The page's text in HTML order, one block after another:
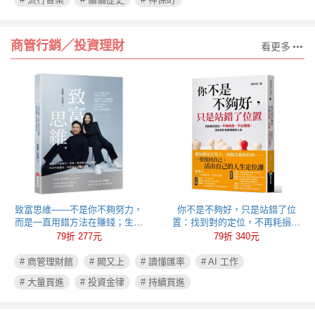
商管行銷╱投資理財 看更多
致富思維——不是你不夠努力，
而是一直用錯方法在賺錢；生命
不能重來，但思維可以重新彩
79折 277元
你不是不夠好，只是站錯了位
置：找到對的定位，不再耗損、
不必硬撐，活出真正自我成就的
79折 340元
# 商管理財館 # 闕又上 # 讀懂匯率
# AI 工作
# 大量買進
# 投資金律 # 持續買進